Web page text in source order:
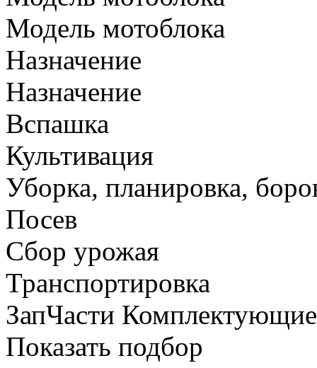
Модель мотоблока
Назначение
Назначение
Вспашка
Культивация
Уборка, планировка,
Посев
Сбор урожая
Транспортировка
ЗапЧасти
Показать подбор